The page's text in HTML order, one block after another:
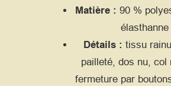
Matière : 90 %
élasthanne
Détails : tissu
pailleté, dos nu, col
fermeture par